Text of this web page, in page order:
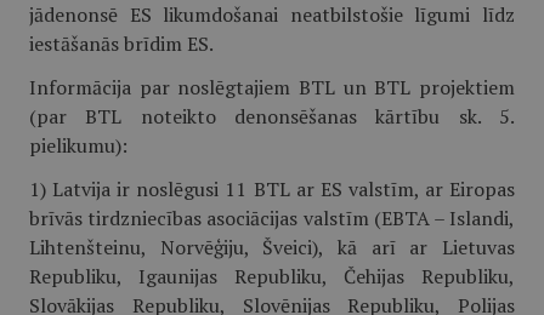
jādenonsē ES likumdošanai neatbilstošie līgumi līdz
iestāšanās brīdim ES.
Informācija par noslēgtajiem BTL un BTL projektiem
(par BTL noteikto denonsēšanas kārtību sk. 5.
pielikumu):
1) Latvija ir noslēgusi 11 BTL ar ES valstīm, ar Eiropas
brīvās tirdzniecības asociācijas valstīm (EBTA – Islandi,
Lihtenšteinu, Norvēģiju, Šveici), kā arī ar Lietuvas
Republiku, Igaunijas Republiku, Čehijas Republiku,
Slovākijas Republiku, Slovēnijas Republiku, Polijas